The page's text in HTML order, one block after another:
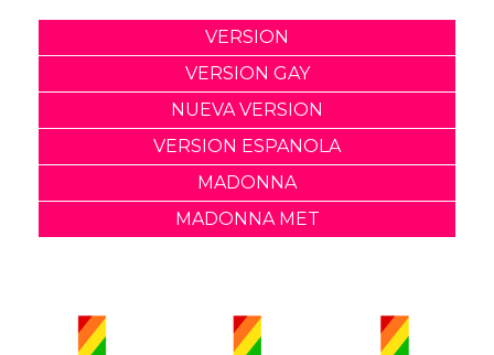
VERSION
VERSION GAY
NUEVA VERSION
VERSION ESPANOLA
MADONNA
MADONNA MET